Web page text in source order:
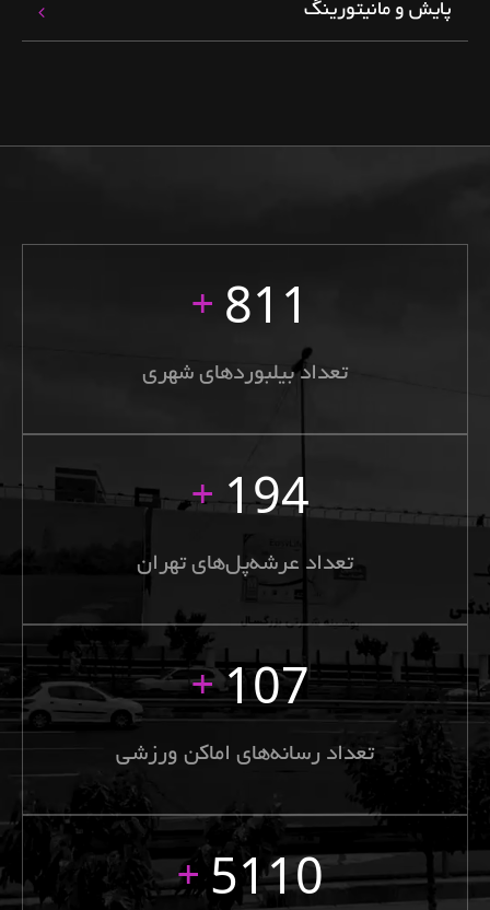
پایش و مانیتورینگ
811
+
تعداد بیلبورد‌های شهری
194
+
تعداد عرشه‌پل‌های تهران
107
+
تعداد رسانه‌های اماکن ورزشی
5110
+